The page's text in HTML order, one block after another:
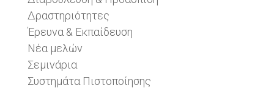
Δραστηριότητες
Έρευνα & Εκπαίδευση
Νέα μελών
Σεμινάρια
Συστημάτα Πιστοποίησης